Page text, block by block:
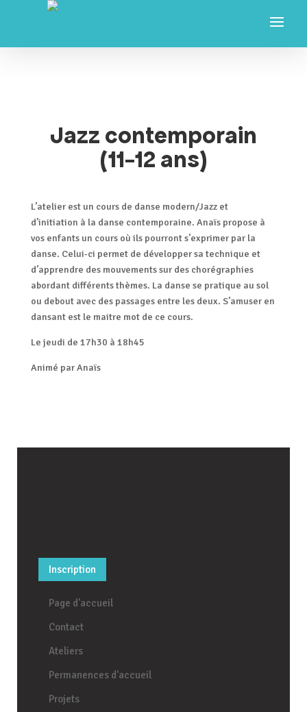
Jazz contemporain
(11-12 ans)
L’atelier est un cours de danse modern/Jazz et
d’initiation à la danse contemporaine. Anaïs propose à
vos enfants un cours où ils pourront s’exprimer par la
danse. Celui-ci permet de développer sa technique et
d’apprendre des mouvements sur des chorégraphies
abordant différents thèmes. La danse se pratique au sol
ou debout avec des passages entre les deux. S’amuser en
dansant est le maitre mot de ce cours.
Le jeudi de 17h30 à 18h45
Animé par Anaïs
Inscription
Page d'accueil
Contact
Ateliers
Permanences d'accueil
Projets